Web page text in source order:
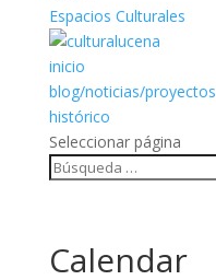
Espacios Culturales
inicio
blog/noticias/proyectos
histórico
Seleccionar página
Calendar